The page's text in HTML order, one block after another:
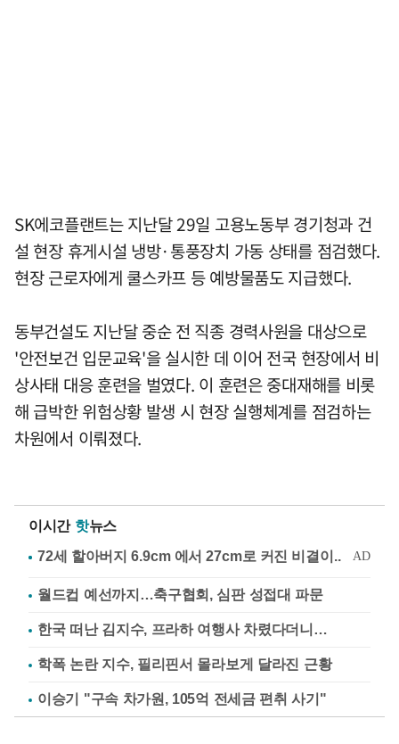
SK에코플랜트는 지난달 29일 고용노동부 경기청과 건
설 현장 휴게시설 냉방·통풍장치 가동 상태를 점검했다.
현장 근로자에게 쿨스카프 등 예방물품도 지급했다.
동부건설도 지난달 중순 전 직종 경력사원을 대상으로
'안전보건 입문교육'을 실시한 데 이어 전국 현장에서 비
상사태 대응 훈련을 벌였다. 이 훈련은 중대재해를 비롯
해 급박한 위험상황 발생 시 현장 실행체계를 점검하는
차원에서 이뤄졌다.
이시간 핫뉴스
월드컵 예선까지…축구협회, 심판 성접대 파문
한국 떠난 김지수, 프라하 여행사 차렸다더니…
학폭 논란 지수, 필리핀서 몰라보게 달라진 근황
이승기 "구속 차가원, 105억 전세금 편취 사기"